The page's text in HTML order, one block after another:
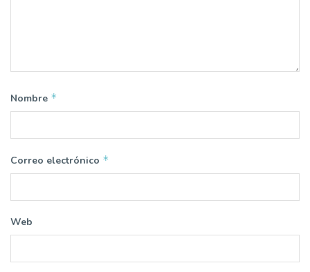
Nombre *
Correo electrónico *
Web